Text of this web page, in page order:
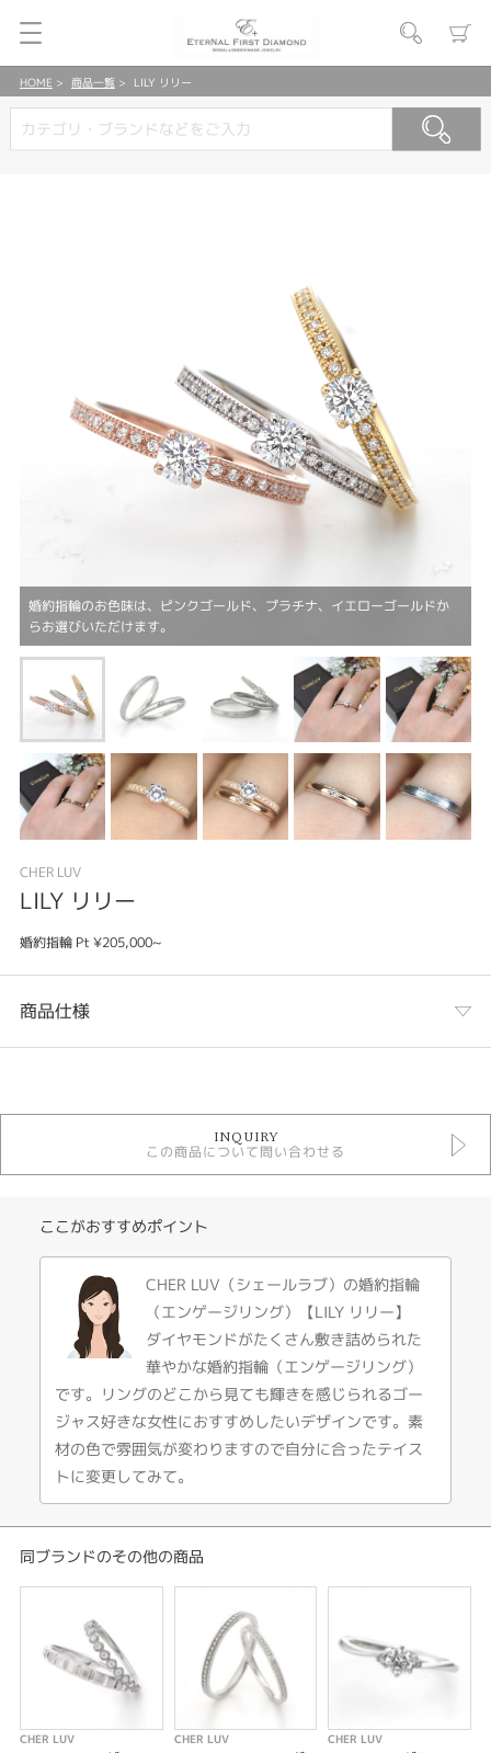
HOME 商品一覧 LILY リリー
婚約指輪のお色味は、ピンクゴールド、プラチナ、イエローゴールドか
らお選びいただけます。
CHER LUV
LILY リリー
婚約指輪 Pt ¥205,000~
商品仕様
婚約指輪
素材で選ぶ 婚約指輪 プラチナ
CHER LUV 婚約指輪
デザインテイスト
【LILY リリー】
花ことば 『純潔』
愛ことば『永遠の誓い ふたりの愛のお守り いまここに…』
※価格にセンターダイヤモンドの価格は含まれません。
※税込み価格になります。
INQUIRY
この商品について問い合わせる
ここがおすすめポイント
CHER LUV（シェールラブ）の婚約指輪
（エンゲージリング）【LILY リリー】
ダイヤモンドがたくさん敷き詰められた
華やかな婚約指輪（エンゲージリング）
です。リングのどこから見ても輝きを感じられるゴー
ジャス好きな女性におすすめしたいデザインです。素
材の色で雰囲気が変わりますので自分に合ったテイス
トに変更してみて。
同ブランドのその他の商品
CHER LUV CHER LUV CHER LUV